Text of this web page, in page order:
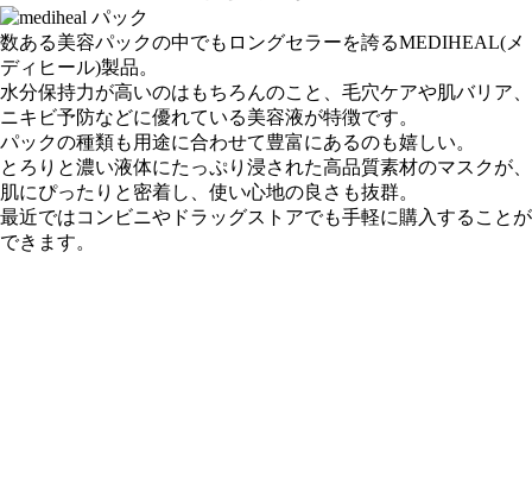
数ある美容パックの中でもロングセラーを誇るMEDIHEAL(メ
ディヒール)製品。
水分保持力が高いのはもちろんのこと、 毛穴ケアや肌バリア
ニキビ予防などに優れている美容液が特徴です。
パックの種類も用途に合わせて豊富にあるのも嬉しい。
とろりと濃い液体にたっぷり浸された高品質素材のマスクが、
肌にぴったりと密着し、使い心地の良さも抜群。
最近ではコンビニやドラッグストアでも手軽に購入することが
できます。